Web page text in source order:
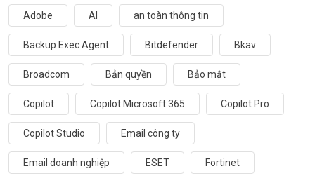
Adobe AI an toàn thông tin
Backup Exec Agent Bitdefender Bkav
Broadcom Bản quyền Bảo mật
Copilot Copilot Microsoft 365 Copilot Pro
Copilot Studio Email công ty
Email doanh nghiệp ESET Fortinet